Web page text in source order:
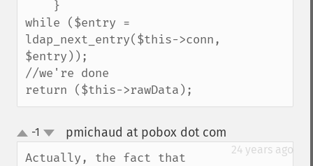
while ($entry =
ldap_next_entry($this->conn,
$entry));
//we're done
return ($this->rawData);
up
down
-1 pmichaud at pobox dot com
24 years ago
Actually, the fact that